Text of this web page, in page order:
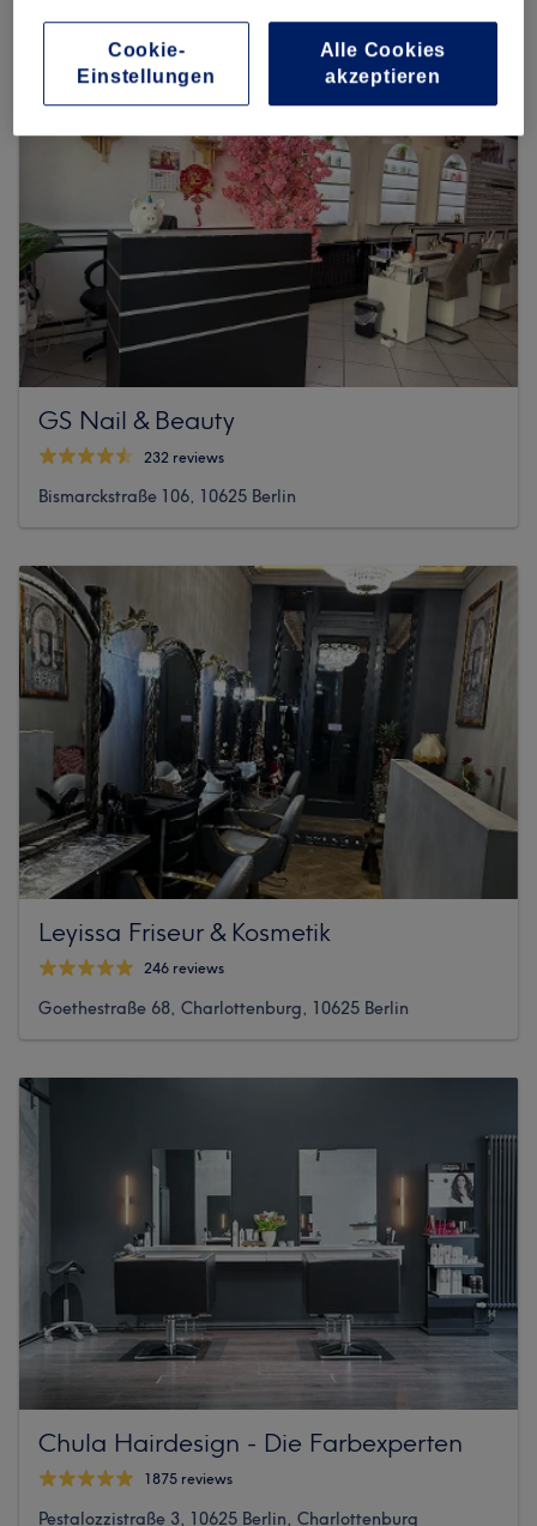
GS Nail & Beauty
232 reviews
Bismarckstraße 106, 10625 Berlin
Leyissa Friseur & Kosmetik
246 reviews
Goethestraße 68, Charlottenburg, 10625 Berlin
Chula Hairdesign - Die Farbexperten
1875 reviews
Pestalozzistraße 3, 10625 Berlin, Charlottenburg
Cookie-
Einstellungen
Alle Cookies
akzeptieren